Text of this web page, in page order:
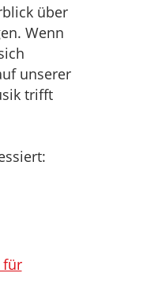
über
Wenn
unserer
trifft
für